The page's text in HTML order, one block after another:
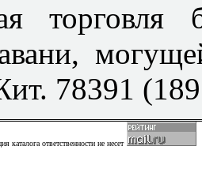
78391
каталога ответственности не несет